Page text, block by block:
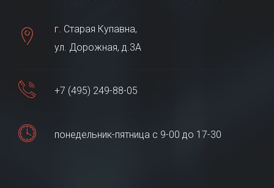
г. Старая Купавна,
ул. Дорожная, д.3А
+7 (495) 249-88-05
понедельник-пятница с 9-00 до 17-30